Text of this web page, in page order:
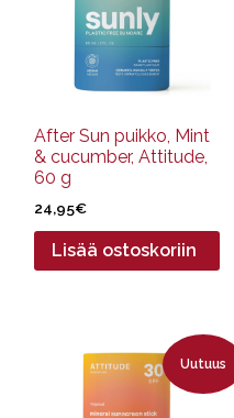
After Sun puikko, Mint
& cucumber, Attitude,
60 g
24,95€
Lisää ostoskoriin
Uutuus